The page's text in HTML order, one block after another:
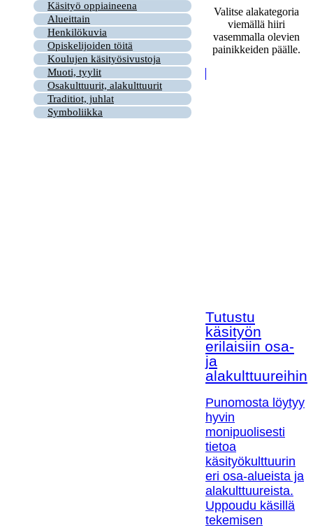
Käsityö oppiaineena
Alueittain
Henkilökuvia
Opiskelijoiden töitä
Koulujen käsityösivustoja
Muoti, tyylit
Osakulttuurit, alakulttuurit
Traditiot, juhlat
Symboliikka
Valitse alakategoria
viemällä hiiri
vasemmalla olevien
painikkeiden päälle.
Tutustu
käsityön
erilaisiin osa-
ja
alakulttuureihin!
Punomosta löytyy
hyvin
monipuolisesti
tietoa
käsityökulttuurin
eri osa-alueista ja
alakulttuureista.
Uppoudu käsillä
tekemisen